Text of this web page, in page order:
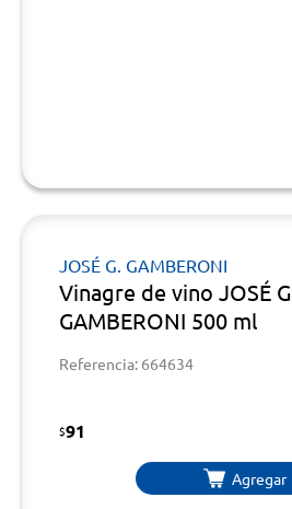
JOSÉ G. GAMBERONI
Vinagre de vino JOSÉ
GAMBERONI 500 ml
Referencia: 664634
$91
Agregar